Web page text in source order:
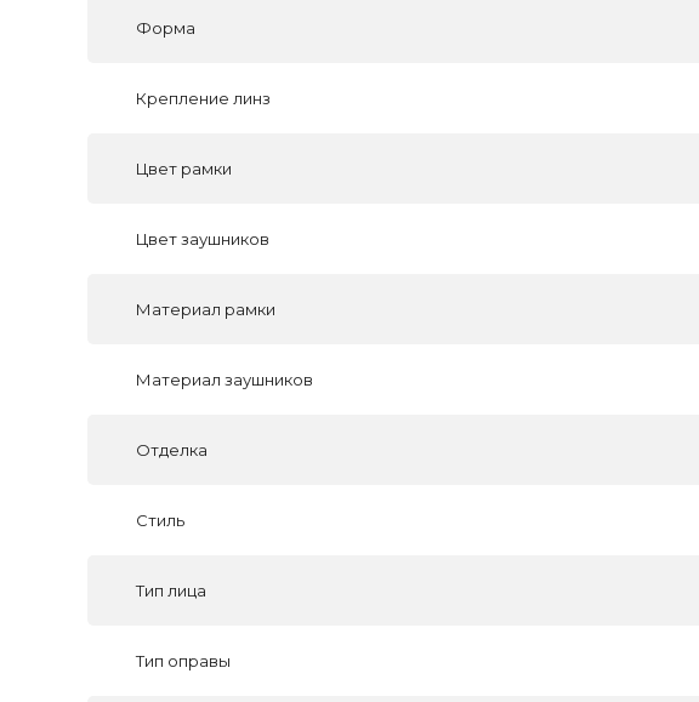
Форма
Крепление линз
Цвет рамки
Цвет заушников
Материал рамки
Материал заушников
Отделка
Стиль
Тип лица
Тип оправы